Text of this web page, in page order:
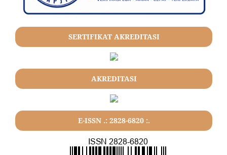
SERTIFIKAT AKREDITASI
AKREDITASI
E-ISSN .: 2828-6820 :.